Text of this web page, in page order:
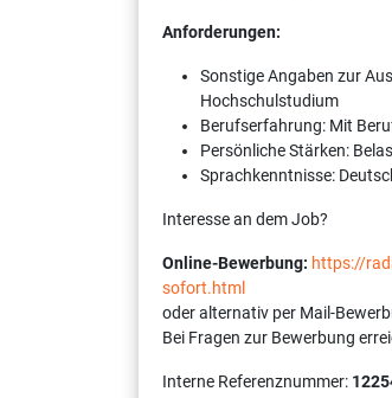
Anforderungen:
Sonstige Angaben zur
Hochschulstudium
Berufserfahrung: Mit
Persönliche Stärken:
Sprachkenntnisse:
Interesse an dem Job?
Online-Bewerbung: https://
sofort.html
oder alternativ per Mail-
Bei Fragen zur Bewerbung
Interne Referenznummer: